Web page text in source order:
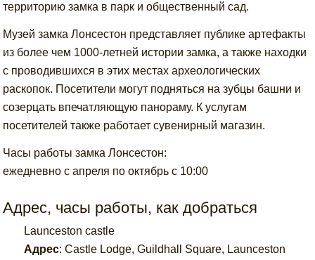
территорию замка в парк и общественный сад.
Музей замка Лонсестон представляет публике артефакты
из более чем 1000-летней истории замка, а также находки
с проводившихся в этих местах археологических
раскопок. Посетители могут подняться на зубцы башни и
созерцать впечатляющую панораму. К услугам
посетителей также работает сувенирный магазин.
Часы работы замка Лонсестон:
ежедневно с апреля по октябрь с 10:00
Адрес, часы работы, как добраться
Launceston castle
Адрес:Castle Lodge, Guildhall Square, Launceston